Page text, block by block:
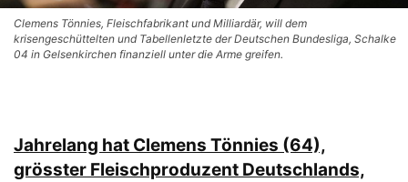
Clemens Tönnies, Fleischfabrikant und Milliardär, will dem
krisengeschüttelten und Tabellenletzte der Deutschen Bundesliga, Schalke
04 in Gelsenkirchen finanziell unter die Arme greifen.
Jahrelang hat Clemens Tönnies (64),
grösster Fleischproduzent Deutschlands,